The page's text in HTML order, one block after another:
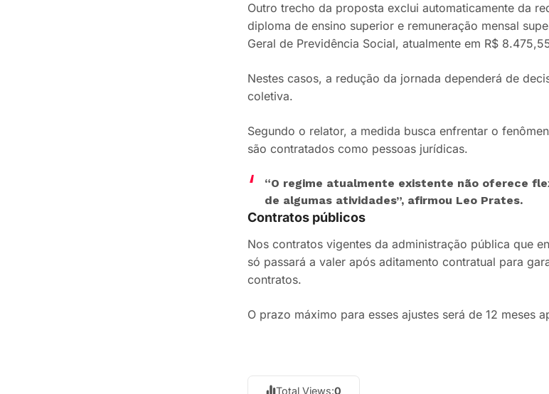
Outro trecho da proposta exclui automaticamente da
diploma de ensino superior e remuneração mensal
Geral de Previdência Social, atualmente em R$
Nestes casos, a redução da jornada dependerá de
coletiva.
Segundo o relator, a medida busca enfrentar o
são contratados como pessoas jurídicas.
“O regime atualmente existente não oferece
de algumas atividades”, afirmou Leo Prates.
Contratos públicos
Nos contratos vigentes da administração pública que
só passará a valer após aditamento contratual para
contratos.
O prazo máximo para esses ajustes será de 12 meses
Total Views:0